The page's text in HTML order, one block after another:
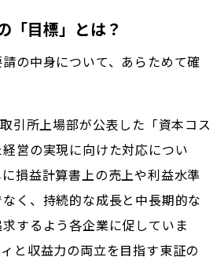
「目標」とは？
の中身について、あらためて確
引所上場部が公表した「資本コス
営の実現に向けた対応につい
損益計算書上の売上や利益水準
く、持続的な成長と中長期的な
するよう各企業に促していま
と収益力の両立を目指す東証の